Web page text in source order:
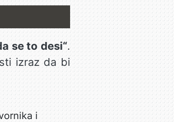
se to desi“.
izraz da bi
i